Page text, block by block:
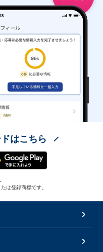
はこちら
は登録商標です。